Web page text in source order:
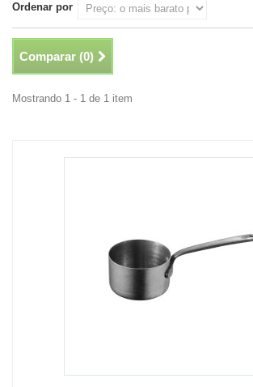
Ordenar por
Comparar (0)
Mostrando 1 - 1 de 1 item